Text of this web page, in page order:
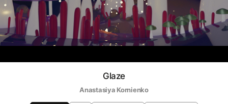
Glaze
Anastasiya Kornienko